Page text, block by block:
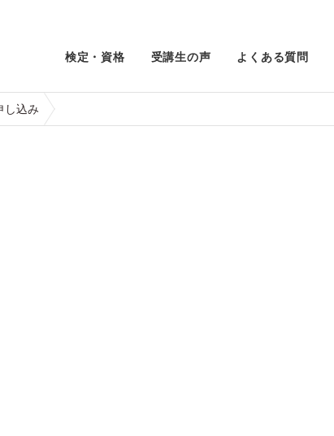
検定・資格 受講生の声 よくある質問
し込み